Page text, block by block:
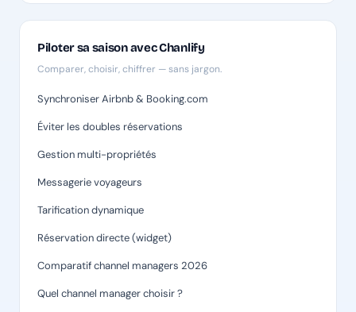
Piloter sa saison avec Chanlify
Comparer, choisir, chiffrer — sans jargon.
Synchroniser Airbnb & Booking.com
Éviter les doubles réservations
Gestion multi-propriétés
Messagerie voyageurs
Tarification dynamique
Réservation directe (widget)
Comparatif channel managers 2026
Quel channel manager choisir ?